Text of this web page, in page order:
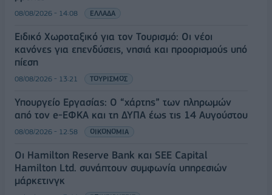
08/08/2026 - 14:08 ΕΛΛΑΔΑ
Ειδικό Χωροταξικό για τον Τουρισμό: Οι νέοι
κανόνες για επενδύσεις, νησιά και προορισμούς υπό
πίεση
08/08/2026 - 13:21 ΤΟΥΡΙΣΜΟΣ
Υπουργείο Εργασίας: Ο “χάρτης” των πληρωμών
από τον e-ΕΦΚΑ και τη ΔΥΠΑ έως τις 14 Αυγούστου
08/08/2026 - 12:58 ΟΙΚΟΝΟΜΙΑ
Οι Hamilton Reserve Bank και SEE Capital
Hamilton Ltd. συνάπτουν συμφωνία υπηρεσιών
μάρκετινγκ